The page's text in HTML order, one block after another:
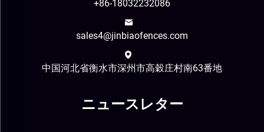
+86-18032232086
sales4@jinbiaofences.com
中国河北省衡水市深州市高穀庄村南63番地
ニュースレター